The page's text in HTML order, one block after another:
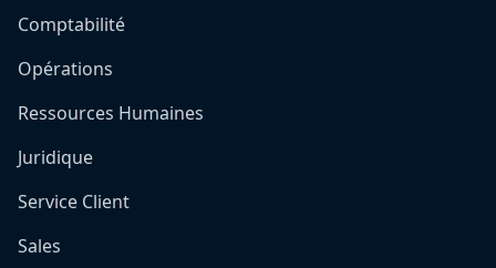
Comptabilité
Opérations
Ressources Humaines
Juridique
Service Client
Sales